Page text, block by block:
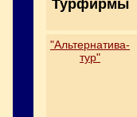
Турфирмы
"Альтернатива-
тур"